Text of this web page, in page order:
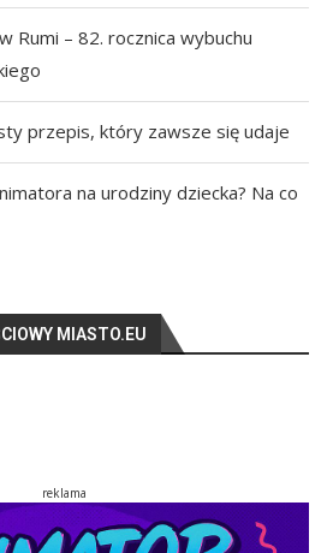
Rumi – 82. rocznica wybuchu
przepis, który zawsze się udaje
na urodziny dziecka? Na co
MIASTO.EU
reklama